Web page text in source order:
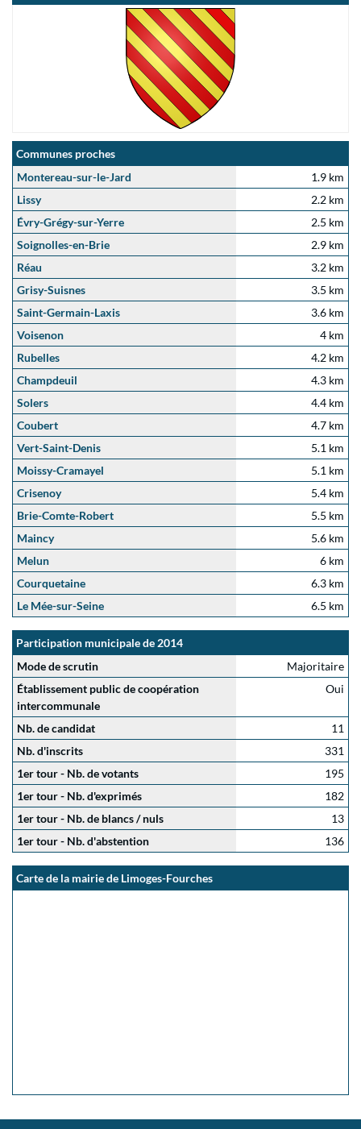
Communes proches
Montereau-sur-le-Jard
1.9 km
Lissy
2.2 km
Évry-Grégy-sur-Yerre
2.5 km
Soignolles-en-Brie
2.9 km
Réau
3.2 km
Grisy-Suisnes
3.5 km
Saint-Germain-Laxis
3.6 km
Voisenon
4 km
Rubelles
4.2 km
Champdeuil
4.3 km
Solers
4.4 km
Coubert
4.7 km
Vert-Saint-Denis
5.1 km
Moissy-Cramayel
5.1 km
Crisenoy
5.4 km
Brie-Comte-Robert
5.5 km
Maincy
5.6 km
Melun
6 km
Courquetaine
6.3 km
Le Mée-sur-Seine
6.5 km
Participation municipale de 2014
Mode de scrutin
Majoritaire
Établissement public de coopération
intercommunale
Oui
Nb. de candidat
11
Nb. d'inscrits
331
1er tour - Nb. de votants
195
1er tour - Nb. d'exprimés
182
1er tour - Nb. de blancs / nuls
13
1er tour - Nb. d'abstention
136
Carte de la mairie de Limoges-Fourches